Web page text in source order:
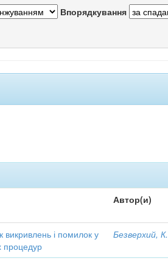
Впорядкування
Автор(и)
і помилок у
процедур
Безверхий,